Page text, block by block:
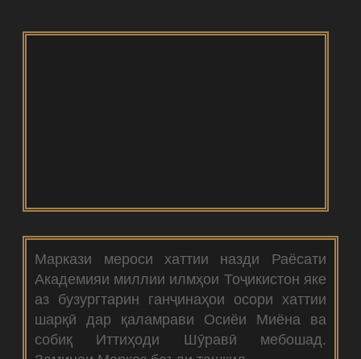
Маркази мероси хаттии назди Раёсати
Академияи миллии илмҳои Тоҷикистон яке
аз бузургтарин ганҷинаҳои осори хаттии
шарқӣ дар қаламрави Осиёи Миёна ва
собиқ Иттиҳоди Шӯравӣ мебошад.